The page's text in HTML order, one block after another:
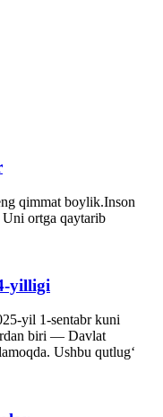
qimmat boylik.Inson
Uni ortga qaytarib
yilligi
yil 1-sentabr kuni
biri — Davlat
Ushbu qutlug‘